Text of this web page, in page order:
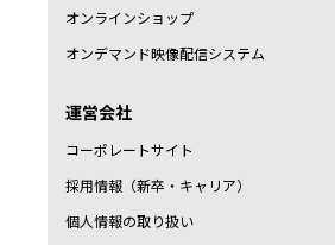
オンラインショップ
オンデマンド映像配信システム
運営会社
コーポレートサイト
採用情報（新卒・キャリア）
個人情報の取り扱い